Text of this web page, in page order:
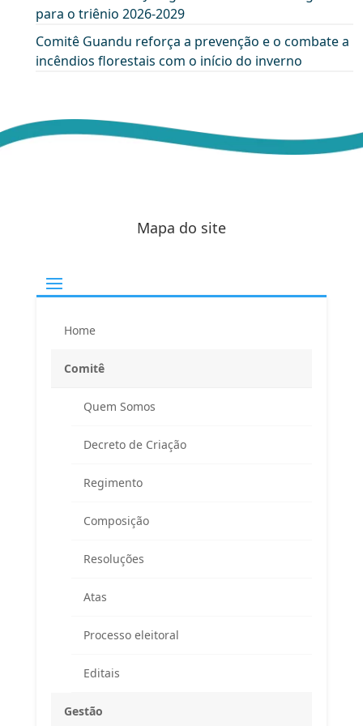
para o triênio 2026-2029
Comitê Guandu reforça a prevenção e o combate a
incêndios florestais com o início do inverno
Mapa do site
Home
Comitê
Quem Somos
Decreto de Criação
Regimento
Composição
Resoluções
Atas
Processo eleitoral
Editais
Gestão